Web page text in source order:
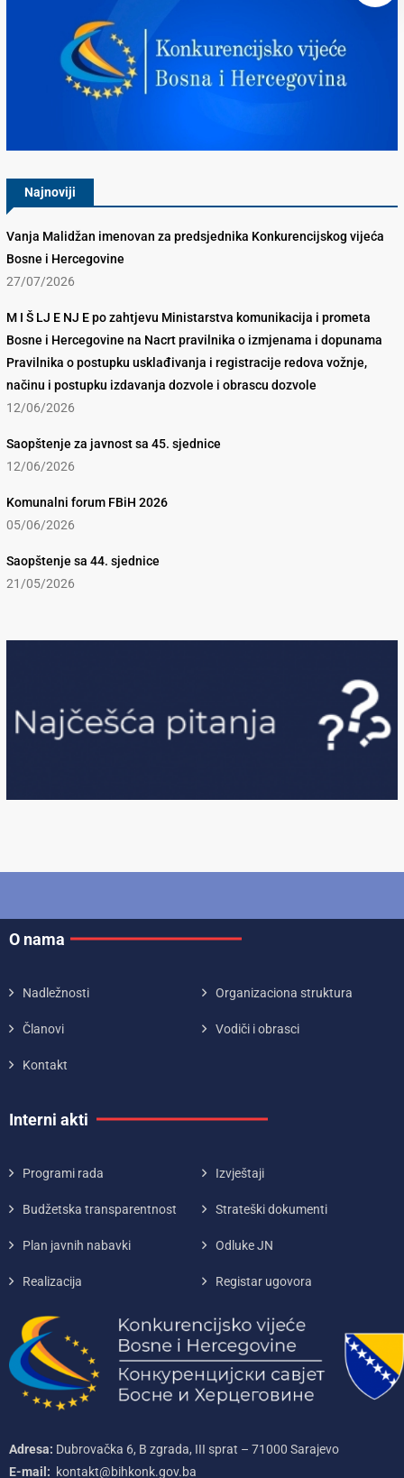
Najnoviji
Vanja Malidžan imenovan za predsjednika Konkurencijskog vijeća
Bosne i Hercegovine
27/07/2026
M I Š LJ E NJ E po zahtjevu Ministarstva komunikacija i prometa
Bosne i Hercegovine na Nacrt pravilnika o izmjenama i dopunama
Pravilnika o postupku usklađivanja i registracije redova vožnje,
načinu i postupku izdavanja dozvole i obrascu dozvole
12/06/2026
Saopštenje za javnost sa 45. sjednice
12/06/2026
Komunalni forum FBiH 2026
05/06/2026
Saopštenje sa 44. sjednice
21/05/2026
O nama
Nadležnosti Organizaciona struktura
Članovi Vodiči i obrasci
Kontakt
Interni akti
Programi rada Izvještaji
Budžetska transparentnost Strateški dokumenti
Plan javnih nabavki Odluke JN
Realizacija Registar ugovora
Adresa: Dubrovačka 6, B zgrada, III sprat – 71000‌ Sarajevo
E-mail: kontakt@bihkonk.gov.ba